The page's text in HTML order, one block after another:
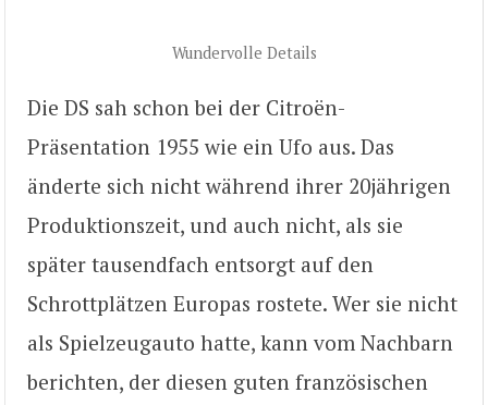
Wundervolle Details
Die DS sah schon bei der Citroën-
Präsentation 1955 wie ein Ufo aus. Das
änderte sich nicht während ihrer 20jährigen
Produktionszeit, und auch nicht, als sie
später tausendfach entsorgt auf den
Schrottplätzen Europas rostete. Wer sie nicht
als Spielzeugauto hatte, kann vom Nachbarn
berichten, der diesen guten französischen